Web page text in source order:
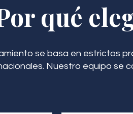
qué
se basa en estrictos
Nuestro equipo se